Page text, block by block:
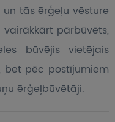
tās ērģeļu vēsture
pārbūvēts,
būvējis vietējais
bet pēc postījumiem
ērģeļbūvētāji.